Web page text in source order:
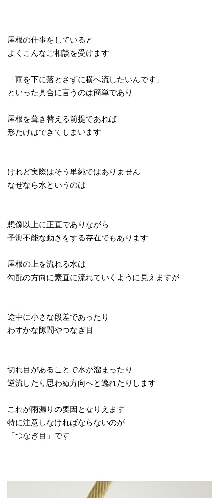
屋根の仕事をしていると
よくこんなご相談を受けます
「雨を下に落とさずに横へ流したいんです」
といった具合に言うのは簡単であり
屋根を葺き替える前提であれば
形だけはできてしまいます
けれど実際はそう単純ではありません
なぜなら水というのは
想像以上に正直でありながら
予測不能な動きをする存在でもあります
屋根の上を流れる水は
勾配の方向に素直に流れていくように見えますが
途中に小さな段差であったり
わずかな隙間やつなぎ目
切れ目があることで水が溜まったり
逆流したり思わぬ方向へと逸れたりします
これが雨漏りの要因となりえます
特に注意しなければならないのが
「つなぎ目」です